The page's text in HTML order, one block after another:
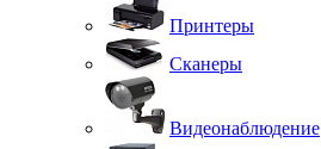
Принтеры
Сканеры
Видеонаблюдение